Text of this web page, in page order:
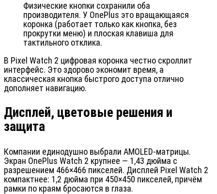
Физические кнопки сохранили оба
производителя. У OnePlus это вращающаяся
коронка (работает только как кнопка, без
прокрутки меню) и плоская клавиша для
тактильного отклика.
В Pixel Watch 2 цифровая коронка честно скроллит
интерфейс. Это здорово экономит время, а
классическая кнопка быстрого доступа отлично
дополняет навигацию.
Дисплей, цветовые решения и
защита
Компании единодушно выбрали AMOLED-матрицы.
Экран OnePlus Watch 2 крупнее — 1,43 дюйма с
разрешением 466×466 пикселей. Дисплей Pixel Watch 2
компактнее: 1,2 дюйма при 450×450 пикселей, причём
рамки по краям бросаются в глаза.